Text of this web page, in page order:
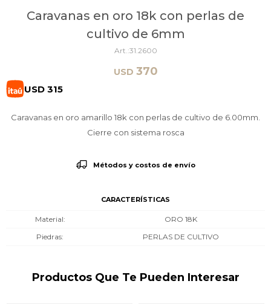
Caravanas en oro 18k con perlas de
cultivo de 6mm
31.2600
USD 370
USD 315
Caravanas en oro amarillo 18k con perlas de cultivo de 6.00mm.
Cierre con sistema rosca
Métodos y costos de envío
CARACTERÍSTICAS
Material
ORO 18K
Piedras
PERLAS DE CULTIVO
Productos Que Te Pueden Interesar